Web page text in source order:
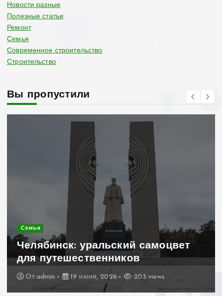
Новости разные
Полезные статьи
Ремонт
Семья
Современное строительство
Строительство
Вы пропустили
Современное строительство
Керамогранит «под дерево»:
стильное и практичное решение
для дачного домика
От admin 19 июня, 2026 193 views